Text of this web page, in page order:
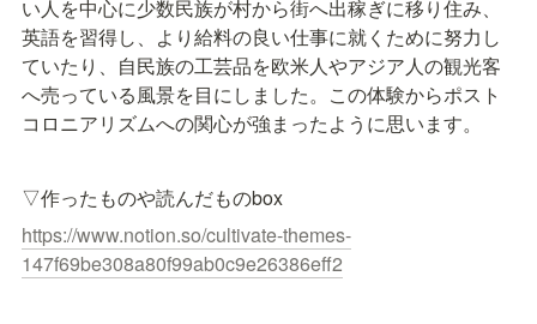
い人を中心に少数民族が村から街へ出稼ぎに移り住み、
英語を習得し、より給料の良い仕事に就くために努力し
ていたり、自民族の工芸品を欧米人やアジア人の観光客
へ売っている風景を目にしました。この体験からポスト
コロニアリズムへの関心が強まったように思います。
▽作ったものや読んだものbox
https://www.notion.so/cultivate-themes-
147f69be308a80f99ab0c9e26386eff2